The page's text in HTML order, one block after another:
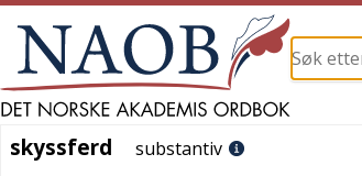
skyssferd
skyssferd substantiv